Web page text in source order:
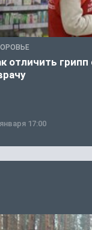
отличить
17:00